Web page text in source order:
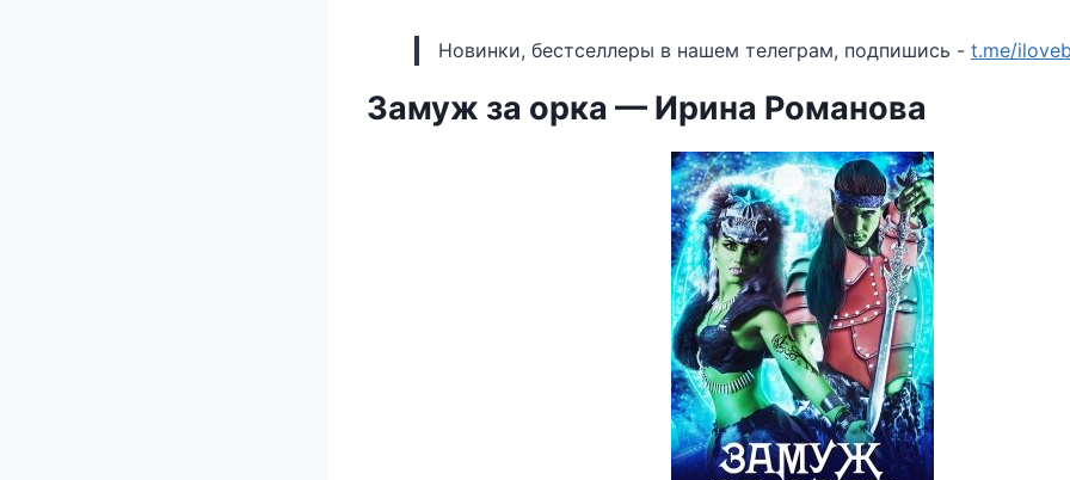
Новинки, бестселлеры в нашем телеграм, подпишись - t.me/
Замуж за орка — Ирина Романова